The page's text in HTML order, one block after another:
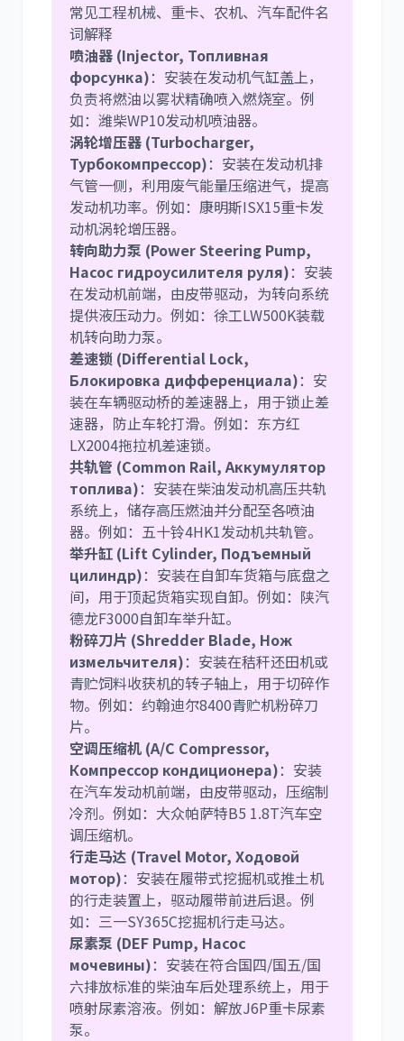
常见工程机械、重卡、农机、汽车配件名
词解释
喷油器 (Injector, Топливная
форсунка)：安装在发动机气缸盖上，
负责将燃油以雾状精确喷入燃烧室。例
如：潍柴WP10发动机喷油器。
涡轮增压器 (Turbocharger,
Турбокомпрессор)：安装在发动机排
气管一侧，利用废气能量压缩进气，提高
发动机功率。例如：康明斯ISX15重卡发
动机涡轮增压器。
转向助力泵 (Power Steering Pump,
Насос гидроусилителя руля)：安装
在发动机前端，由皮带驱动，为转向系统
提供液压动力。例如：徐工LW500K装载
机转向助力泵。
差速锁 (Differential Lock,
Блокировка дифференциала)：安
装在车辆驱动桥的差速器上，用于锁止差
速器，防止车轮打滑。例如：东方红
LX2004拖拉机差速锁。
共轨管 (Common Rail, Аккумулятор
топлива)：安装在柴油发动机高压共轨
系统上，储存高压燃油并分配至各喷油
器。例如：五十铃4HK1发动机共轨管。
举升缸 (Lift Cylinder, Подъемный
цилиндр)：安装在自卸车货箱与底盘之
间，用于顶起货箱实现自卸。例如：陕汽
德龙F3000自卸车举升缸。
粉碎刀片 (Shredder Blade, Нож
измельчителя)：安装在秸秆还田机或
青贮饲料收获机的转子轴上，用于切碎作
物。例如：约翰迪尔8400青贮机粉碎刀
片。
空调压缩机 (A/C Compressor,
Компрессор кондиционера)：安装
在汽车发动机前端，由皮带驱动，压缩制
冷剂。例如：大众帕萨特B5 1.8T汽车空
调压缩机。
行走马达 (Travel Motor, Ходовой
мотор)：安装在履带式挖掘机或推土机
的行走装置上，驱动履带前进后退。例
如：三一SY365C挖掘机行走马达。
尿素泵 (DEF Pump, Насос
мочевины)：安装在符合国四/国五/国
六排放标准的柴油车后处理系统上，用于
喷射尿素溶液。例如：解放J6P重卡尿素
泵。